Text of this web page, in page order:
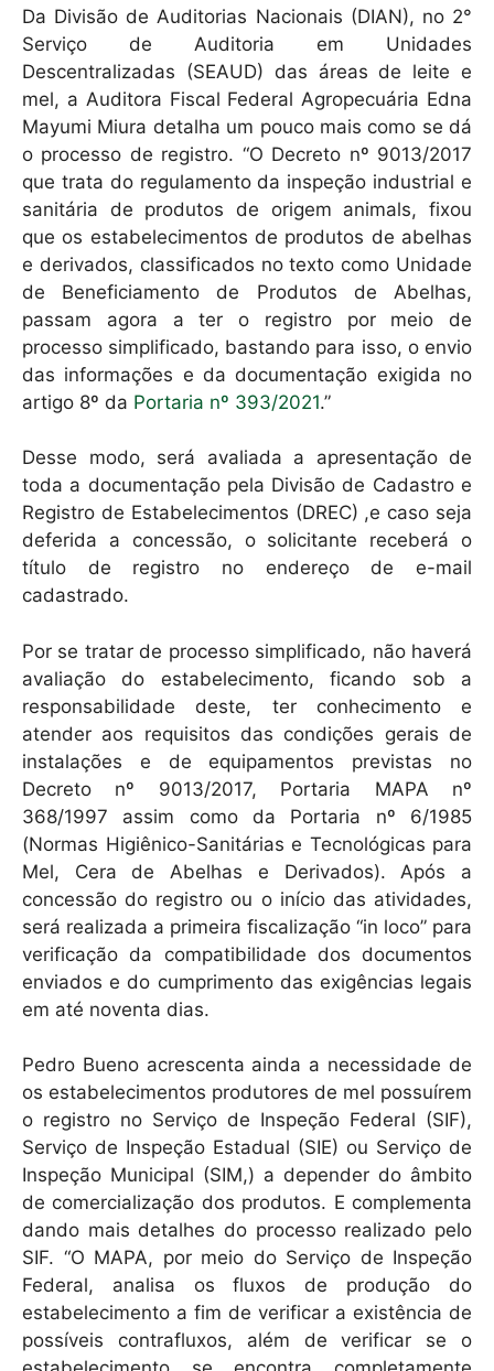
Da Divisão de Auditorias Nacionais (DIAN), no 2°
Serviço de Auditoria em Unidades
Descentralizadas (SEAUD) das áreas de leite e
mel, a Auditora Fiscal Federal Agropecuária Edna
Mayumi Miura detalha um pouco mais como se dá
o processo de registro. “O Decreto nº 9013/2017
que trata do regulamento da inspeção industrial e
sanitária de produtos de origem animals, fixou
que os estabelecimentos de produtos de abelhas
e derivados, classificados no texto como Unidade
de Beneficiamento de Produtos de Abelhas,
passam agora a ter o registro por meio de
processo simplificado, bastando para isso, o envio
das informações e da documentação exigida no
artigo 8º da Portaria nº 393/2021.”
Desse modo, será avaliada a apresentação de
toda a documentação pela Divisão de Cadastro e
Registro de Estabelecimentos (DREC) ,e caso seja
deferida a concessão, o solicitante receberá o
título de registro no endereço de e-mail
cadastrado.
Por se tratar de processo simplificado, não haverá
avaliação do estabelecimento, ficando sob a
responsabilidade deste, ter conhecimento e
atender aos requisitos das condições gerais de
instalações e de equipamentos previstas no
Decreto nº 9013/2017, Portaria MAPA nº
368/1997 assim como da Portaria nº 6/1985
(Normas Higiênico-Sanitárias e Tecnológicas para
Mel, Cera de Abelhas e Derivados). Após a
concessão do registro ou o início das atividades,
será realizada a primeira fiscalização “in loco” para
verificação da compatibilidade dos documentos
enviados e do cumprimento das exigências legais
em até noventa dias.
Pedro Bueno acrescenta ainda a necessidade de
os estabelecimentos produtores de mel possuírem
o registro no Serviço de Inspeção Federal (SIF),
Serviço de Inspeção Estadual (SIE) ou Serviço de
Inspeção Municipal (SIM,) a depender do âmbito
de comercialização dos produtos. E complementa
dando mais detalhes do processo realizado pelo
SIF. “O MAPA, por meio do Serviço de Inspeção
Federal, analisa os fluxos de produção do
estabelecimento a fim de verificar a existência de
possíveis contrafluxos, além de verificar se o